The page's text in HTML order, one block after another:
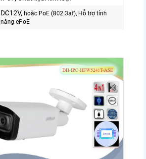
DC12V, hoặc PoE (802.3af), Hỗ trợ tính
năng ePoE